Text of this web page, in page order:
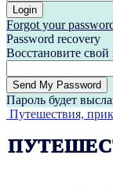
Forgot your
Password recovery
Восстановите свой
Пароль будет
Путешествия,